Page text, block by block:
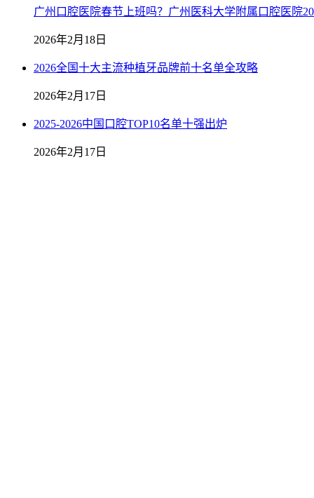
广州口腔医院春节上班吗？广州医科大学附属口腔医院
2026年2月18日
2026全国十大主流种植牙品牌前十名单全攻略
2026年2月17日
2025-2026中国口腔TOP10名单十强出炉
2026年2月17日